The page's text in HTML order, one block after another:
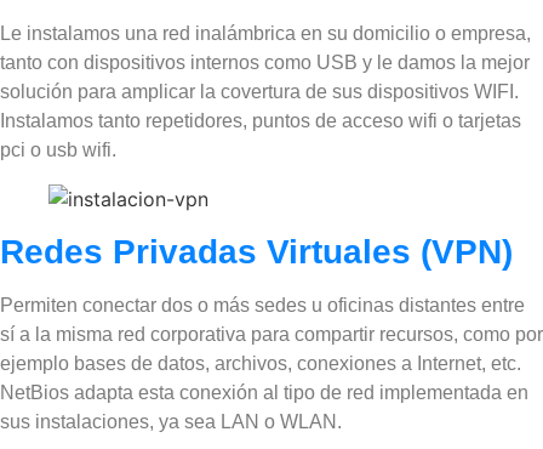
Le instalamos una red inalámbrica en su domicilio o empresa,
tanto con dispositivos internos como USB y le damos la mejor
solución para amplicar la covertura de sus dispositivos WIFI.
Instalamos tanto repetidores, puntos de acceso wifi o tarjetas
pci o usb wifi.
Redes Privadas Virtuales (VPN)
Permiten conectar dos o más sedes u oficinas distantes entre
sí a la misma red corporativa para compartir recursos, como por
ejemplo bases de datos, archivos, conexiones a Internet, etc.
NetBios adapta esta conexión al tipo de red implementada en
sus instalaciones, ya sea LAN o WLAN.